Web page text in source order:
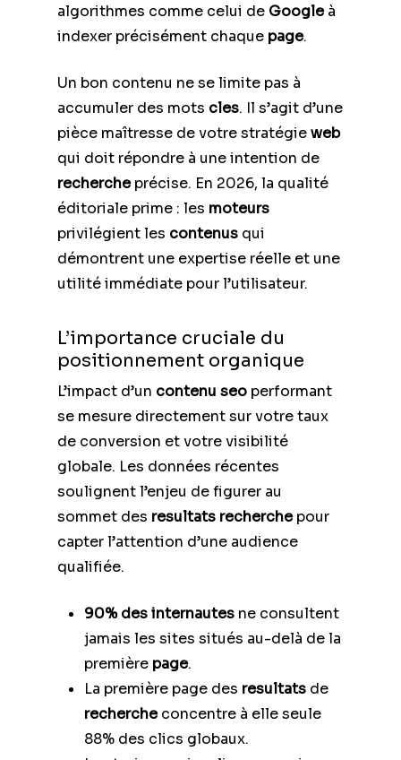
algorithmes comme celui de Googleà
indexer précisément chaque page.
Un bon contenu ne se limite pas à
accumuler des mots cles. Il s’agit d’une
pièce maîtresse de votre stratégieweb
qui doit répondre à une intention de
rechercheprécise. En 2026, la qualité
éditoriale prime : les moteurs
privilégient les contenus qui
démontrent une expertise réelle et une
utilité immédiate pour l’utilisateur.
L’importance cruciale du
positionnement organique
L’impact d’un contenu seo performant
se mesure directement sur votre taux
de conversion et votre visibilité
globale. Les données récentes
soulignent l’enjeu de figurer au
sommet des resultats recherchepour
capter l’attention d’une audience
qualifiée.
90% des internautes ne consultent
jamais les sites situés au-delà de la
première page.
La première page des resultats de
rechercheconcentre à elle seule
88% des clics globaux.